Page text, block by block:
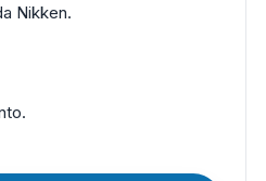
Nikken.